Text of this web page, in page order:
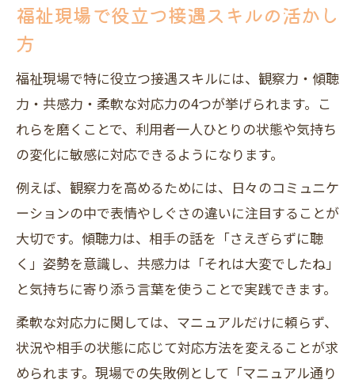
福祉現場で役立つ接遇スキルの活かし
方
福祉現場で特に役立つ接遇スキルには、観察力・傾聴
力・共感力・柔軟な対応力の4つが挙げられます。こ
れらを磨くことで、利用者一人ひとりの状態や気持ち
の変化に敏感に対応できるようになります。
例えば、観察力を高めるためには、日々のコミュニケ
ーションの中で表情やしぐさの違いに注目することが
大切です。傾聴力は、相手の話を「さえぎらずに聴
く」姿勢を意識し、共感力は「それは大変でしたね」
と気持ちに寄り添う言葉を使うことで実践できます。
柔軟な対応力に関しては、マニュアルだけに頼らず、
状況や相手の状態に応じて対応方法を変えることが求
められます。現場での失敗例として「マニュアル通り